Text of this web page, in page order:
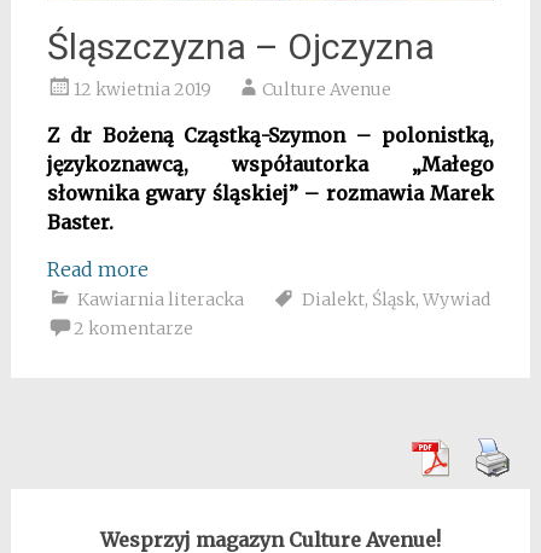
Śląszczyzna – Ojczyzna
12 kwietnia 2019 Culture Avenue
Z dr Bożeną Cząstką-Szymon – polonistką,
językoznawcą, współautorka „Małego
słownika gwary śląskiej” – rozmawia Marek
Baster.
Read more
Kawiarnia literacka Dialekt, Śląsk, Wywiad
2 komentarze
Wesprzyj magazyn Culture Avenue!